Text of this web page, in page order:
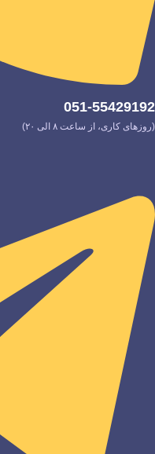
051-55429192
(روزهای کاری، از ساعت ۸ الی ۲۰)